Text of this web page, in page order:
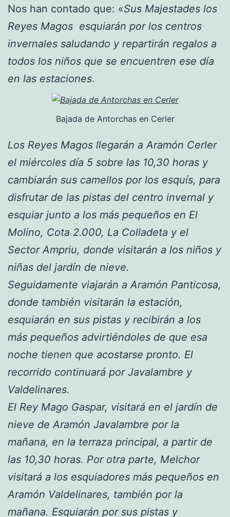
Nos han contado que: «Sus Majestades los
Reyes Magos esquiarán por los centros
invernales saludando y repartirán regalos a
todos los niños que se encuentren ese día
en las estaciones.
Bajada de Antorchas en Cerler
Los Reyes Magos llegarán a Aramón Cerler
el miércoles día 5 sobre las 10,30 horas y
cambiarán sus camellos por los esquís, para
disfrutar de las pistas del centro invernal y
esquiar junto a los más pequeños en El
Molino, Cota 2.000, La Colladeta y el
Sector Ampriu, donde visitarán a los niños y
niñas del jardín de nieve.
Seguidamente viajarán a Aramón Panticosa,
donde también visitarán la estación,
esquiarán en sus pistas y recibirán a los
más pequeños advirtiéndoles de que esa
noche tienen que acostarse pronto. El
recorrido continuará por Javalambre y
Valdelinares.
El Rey Mago Gaspar, visitará en el jardín de
nieve de Aramón Javalambre por la
mañana, en la terraza principal, a partir de
las 10,30 horas. Por otra parte, Melchor
visitará a los esquiadores más pequeños en
Aramón Valdelinares, también por la
mañana. Esquiarán por sus pistas y